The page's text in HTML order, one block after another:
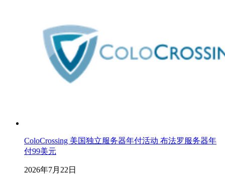
ColoCrossing 美国独立服务器年付活动 布法罗服务器年
付99美元
2026年7月22日